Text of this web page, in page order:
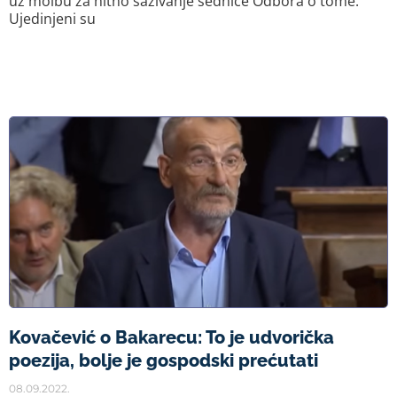
Ujedinjeni su
Kovačević o Bakarecu: To je udvorička
poezija, bolje je gospodski prećutati
08.09.2022.